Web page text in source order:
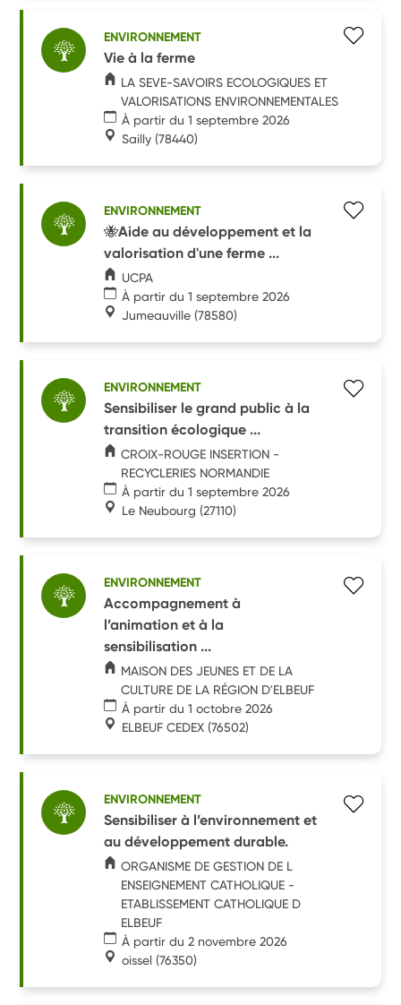
ENVIRONNEMENT
Vie à la ferme
LA SEVE-SAVOIRS ECOLOGIQUES ET
VALORISATIONS ENVIRONNEMENTALES
À partir du 1 septembre 2026
Sailly (78440)
ENVIRONNEMENT
🐝Aide au développement et la
valorisation d'une ferme ...
UCPA
À partir du 1 septembre 2026
Jumeauville (78580)
ENVIRONNEMENT
Sensibiliser le grand public à la
transition écologique ...
CROIX-ROUGE INSERTION -
RECYCLERIES NORMANDIE
À partir du 1 septembre 2026
Le Neubourg (27110)
ENVIRONNEMENT
Accompagnement à
l’animation et à la
sensibilisation ...
MAISON DES JEUNES ET DE LA
CULTURE DE LA RÉGION D'ELBEUF
À partir du 1 octobre 2026
ELBEUF CEDEX (76502)
ENVIRONNEMENT
Sensibiliser à l’environnement et
au développement durable.
ORGANISME DE GESTION DE L
ENSEIGNEMENT CATHOLIQUE -
ETABLISSEMENT CATHOLIQUE D
ELBEUF
À partir du 2 novembre 2026
oissel (76350)